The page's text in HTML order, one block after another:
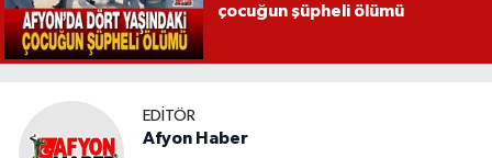
çocuğun şüpheli ölümü
EDITÖR
Afyon Haber